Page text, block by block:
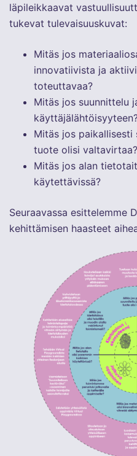
läpileikkaavat
tukevat tulevaisuuskuvat:
Mitäs jos
innovatiivista ja
toteuttavaa?
Mitäs jos suunnittelu
Mitäs jos
tuote olisi valtavirtaa?
Mitäs jos alan
käytettävissä?
Seuraavassa esittelemme
kehittämisen haasteet